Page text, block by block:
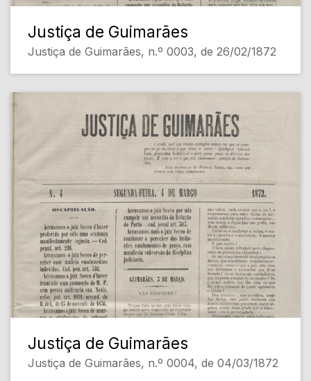
Justiça de Guimarães
Justiça de Guimarães, n.º 0003, de 26/02/1872
Justiça de Guimarães
Justiça de Guimarães, n.º 0004, de 04/03/1872